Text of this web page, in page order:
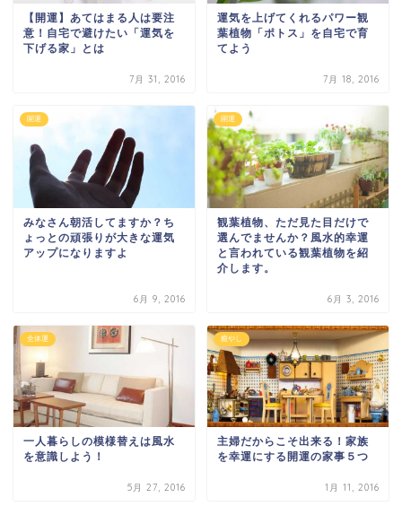
【開運】あてはまる人は要注
意！自宅で避けたい「運気を
下げる家」とは
7月 31, 2016
運気を上げてくれるパワー観
葉植物「ポトス」を自宅で育
てよう
7月 18, 2016
開運
みなさん朝活してますか？ち
ょっとの頑張りが大きな運気
アップになりますよ
6月 9, 2016
開運
観葉植物、ただ見た目だけで
選んでませんか？風水的幸運
と言われている観葉植物を紹
介します。
6月 3, 2016
全体運
一人暮らしの模様替えは風水
を意識しよう！
5月 27, 2016
癒やし
主婦だからこそ出来る！家族
を幸運にする開運の家事５つ
1月 11, 2016